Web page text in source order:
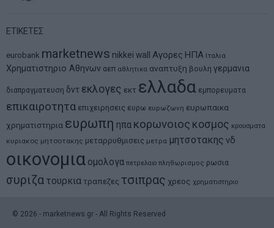
ΕΤΙΚΕΤΕΣ
eurobank marketnews nikkei wall Αγορες ΗΠΑ Ιταλια
Χρηματιστηριο Αθηνων αεπ αθλητικα αναπτυξη βουλη γερμανια
διαπραγματευση δντ εκλογες εκτ ελλαδα εμπορευματα
επικαιροτητα επιχειρησεις ευρω ευρωζωνη ευρωπαικα
χρηματιστηρια ευρωπη ηπα κορωνοιος κοσμος κρουσματα
κυριακος μητσοτακης μεταρρυθμισεις μετρα μητσοτακης νδ
οικονομια ομολογα πετρελαιο πληθωρισμος ρωσια
συριζα τουρκια τραπεζες τσιπρας χρεος χρηματιστηριο
© 2026 - marketnews.gr - All Rights Reserved